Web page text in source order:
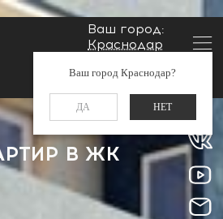
Ваш город:
Краснодар
Ваш город Краснодар?
ДА НЕТ
Заказать звонок
В ЖК